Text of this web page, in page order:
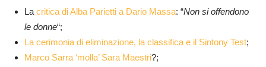
Lacritica di Alba Parietti a Dario Massa: “Non si offendono
le donne“;
La cerimonia di eliminazione, la classifica e il Sintony Test;
Marco Sarra ‘molla’ Sara Maestri?;